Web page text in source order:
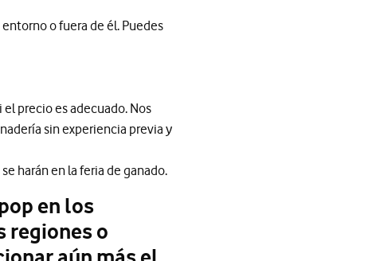
o fuera de él. Puedes
precio es adecuado. Nos
sin experiencia previa y
harán en la feria de ganado.
en los
regiones o